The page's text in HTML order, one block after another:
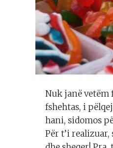
Nuk janë vetëm
fshehtas, i
hani, sidomos
Për t’i